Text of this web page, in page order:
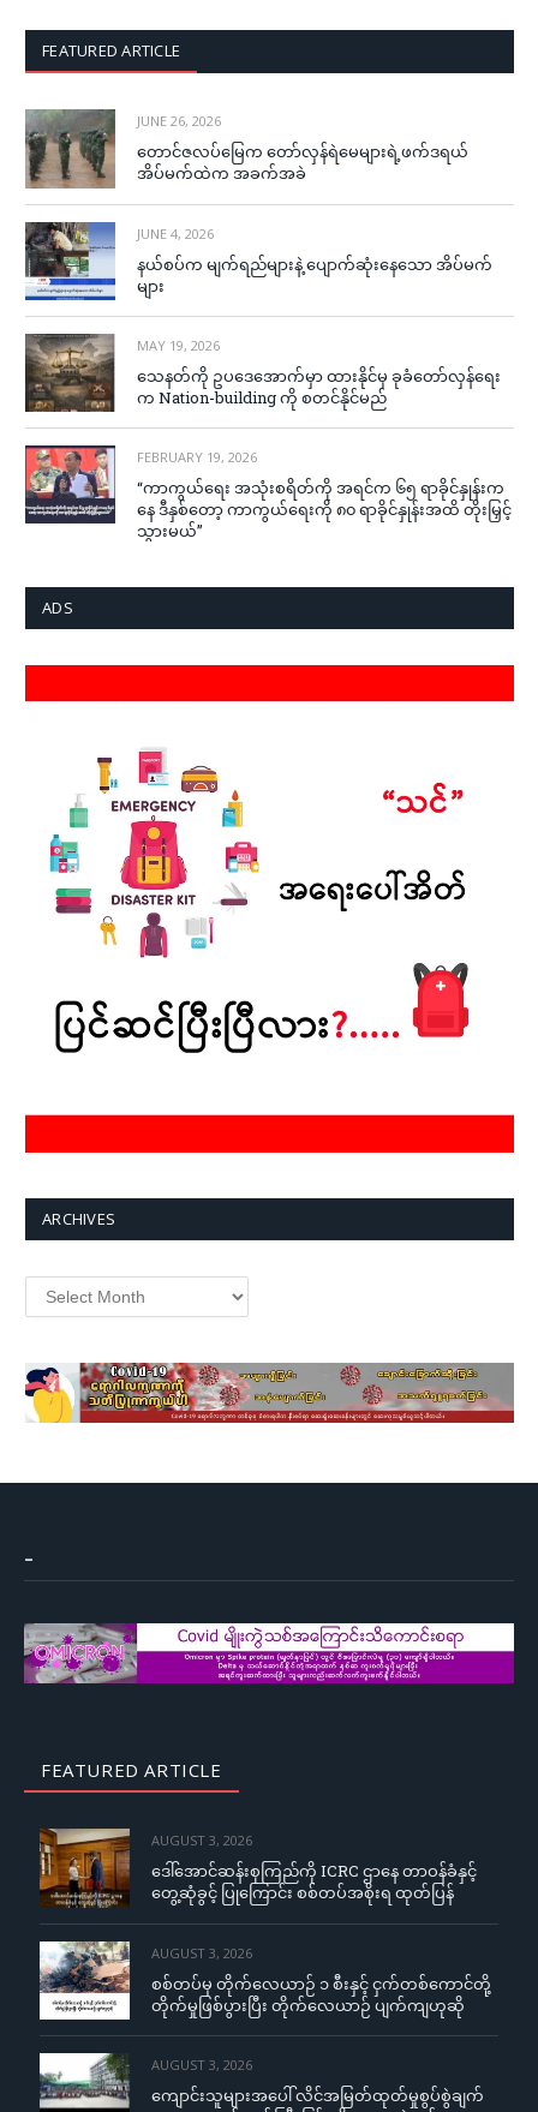
FEATURED ARTICLE
JUNE 26, 2026
တောင်ဇလပ်မြေက တော်လှန်ရဲမေများရဲ့ဖက်ဒရယ်
အိပ်မက်ထဲက အခက်အခဲ
JUNE 4, 2026
နယ်စပ်က မျက်ရည်များနဲ့ ပျောက်ဆုံးနေသော အိပ်မက်
များ
MAY 19, 2026
သေနတ်ကို ဥပဒေအောက်မှာ ထားနိုင်မှ ခုခံတော်လှန်ရေး
က Nation-building ကို စတင်နိုင်မည်
FEBRUARY 19, 2026
“ကာကွယ်ရေး အသုံးစရိတ်ကို အရင်က ၆၅ ရာခိုင်နှုန်းက
နေ ဒီနှစ်တော့ ကာကွယ်ရေးကို ၈၀ ရာခိုင်နှုန်းအထိ တိုးမြှင့်
သွားမယ်”
ADS
ARCHIVES
Archives
–
FEATURED ARTICLE
AUGUST 3, 2026
ဒေါ်အောင်ဆန်းစုကြည်ကို ICRC ဌာနေ တာဝန်ခံနှင့်
တွေ့ဆုံခွင့် ပြုကြောင်း စစ်တပ်အစိုးရ ထုတ်ပြန်
AUGUST 3, 2026
စစ်တပ်မှ တိုက်လေယာဉ် ၁ စီးနှင့် ငှက်တစ်ကောင်တို့
တိုက်မှုဖြစ်ပွားပြီး တိုက်လေယာဉ် ပျက်ကျဟုဆို
AUGUST 3, 2026
ကျောင်းသူများအပေါ် လိင်အမြတ်ထုတ်မှုစွပ်စွဲချက်